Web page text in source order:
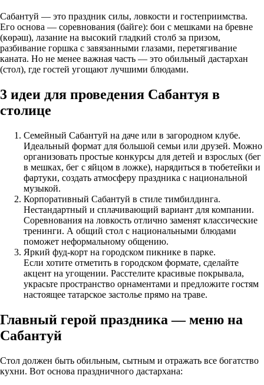
Сабантуй — это праздник силы, ловкости и гостеприимства.
Его основа — соревнования (байге): бои с мешками на бревне
(көрәш), лазание на высокий гладкий столб за призом,
разбивание горшка с завязанными глазами, перетягивание
каната. Но не менее важная часть — это обильный дастархан
(стол), где гостей угощают лучшими блюдами.
3 идеи для проведения Сабантуя в
столице
Семейный Сабантуй на даче или в загородном клубе.
Идеальный формат для большой семьи или друзей. Можно
организовать простые конкурсы для детей и взрослых (бег
в мешках, бег с яйцом в ложке), нарядиться в тюбетейки и
фартуки, создать атмосферу праздника с национальной
музыкой.
Корпоративный Сабантуй в стиле тимбилдинга.
Нестандартный и сплачивающий вариант для компании.
Соревнования на ловкость отлично заменят классические
тренинги. А общий стол с национальными блюдами
поможет неформальному общению.
Яркий фуд-корт на городском пикнике в парке.
Если хотите отметить в городском формате, сделайте
акцент на угощении. Расстелите красивые покрывала,
украсьте пространство орнаментами и предложите гостям
настоящее татарское застолье прямо на траве.
Главный герой праздника — меню на
Сабантуй
Стол должен быть обильным, сытным и отражать все богатство
кухни. Вот основа праздничного дастархана: